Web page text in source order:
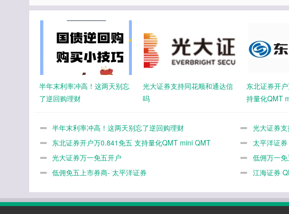
半年末利率冲高！这两天别忘
了逆回购理财
光大证券支持同花顺和通达信
吗
东北证券开
持量化QMT
半年末利率冲高！这两天别忘了逆回购理财
光大证券
东北证券开户万0.841免五 支持量化QMT mini QMT
太平洋证
光大证券万一免五开户
低佣万一
低佣免五上市券商- 太平洋证券
江海证券